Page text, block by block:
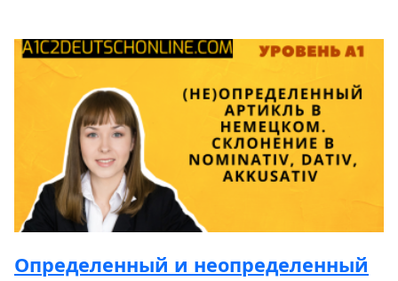
Определенный и неопределенный